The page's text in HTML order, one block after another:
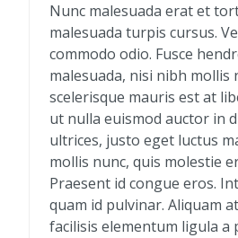
Nunc malesuada erat et
malesuada turpis cursus.
commodo odio. Fusce
malesuada, nisi nibh mollis
scelerisque mauris est at
ut nulla euismod auctor in
ultrices, justo eget luctus
mollis nunc, quis molestie
Praesent id congue eros.
quam id pulvinar. Aliquam
facilisis elementum ligula a